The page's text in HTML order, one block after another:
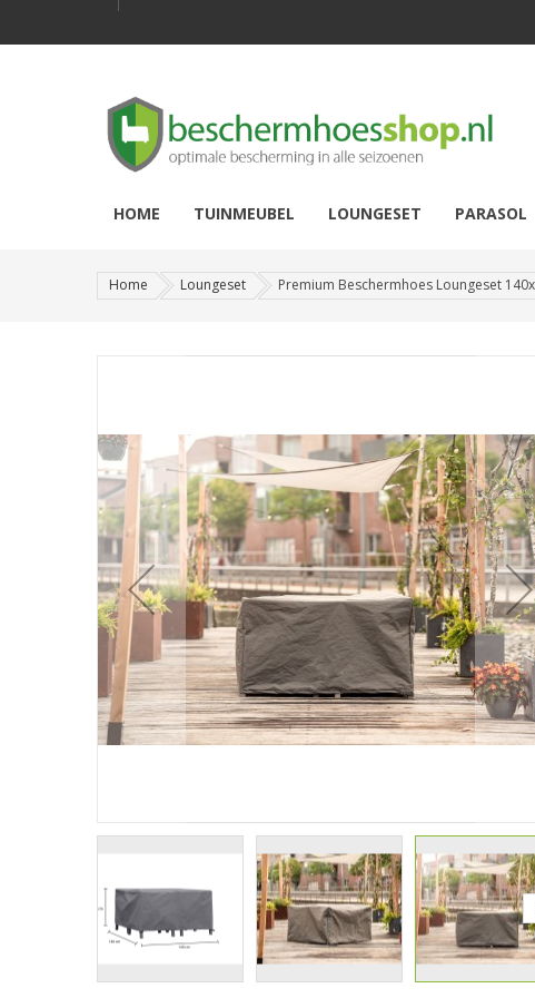
HOME TUINMEUBEL LOUNGESET PARASOL
Home Loungeset Premium Beschermhoes Loungeset